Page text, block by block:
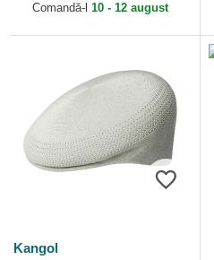
Comandă-l 10 - 12 august
Kangol